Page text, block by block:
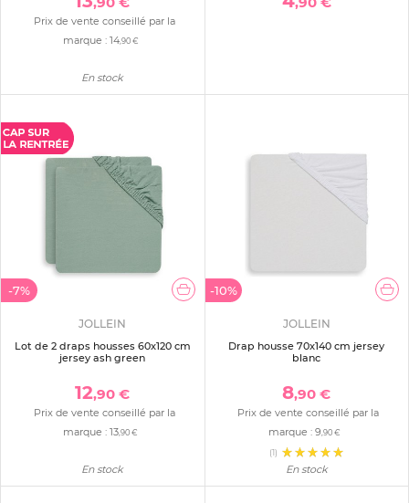
Prix de vente conseillé par la
marque : 14,90 €
En stock
-7%
JOLLEIN
Lot de 2 draps housses 60x120 cm
jersey ash green
12,90 €
Prix de vente conseillé par la
marque :13 ,90 €
En stock
-10%
JOLLEIN
Drap housse 70x140 cm jersey
blanc
8,90 €
Prix de vente conseillé par la
marque :9 ,90 €
(1)
En stock